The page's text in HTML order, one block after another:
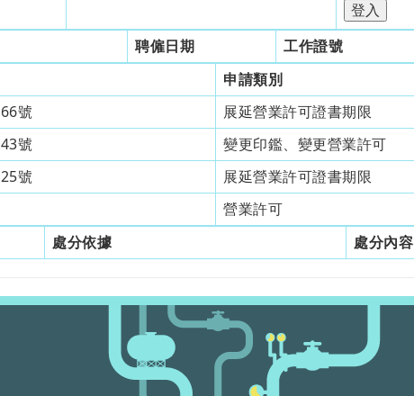
聘僱日期 工作證號
申請類別
號
展延營業許可證書期限
號
變更印鑑、變更營業許可
號
展延營業許可證書期限
營業許可
處分依據 處分內容